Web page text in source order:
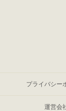
プライバシー
運営会